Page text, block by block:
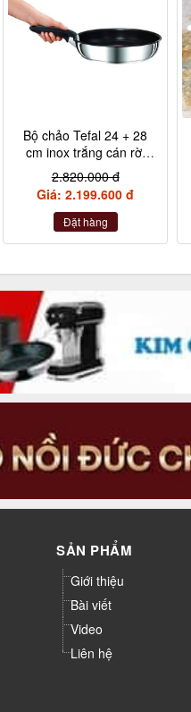
Bộ chảo Tefal 24 + 28
cm inox trắng cán rời
L9409202
2.820.000 đ
Giá: 2.199.600 đ
Đặt hàng
SẢN PHẨM
Giới thiệu
Bài viết
Video
Liên hệ